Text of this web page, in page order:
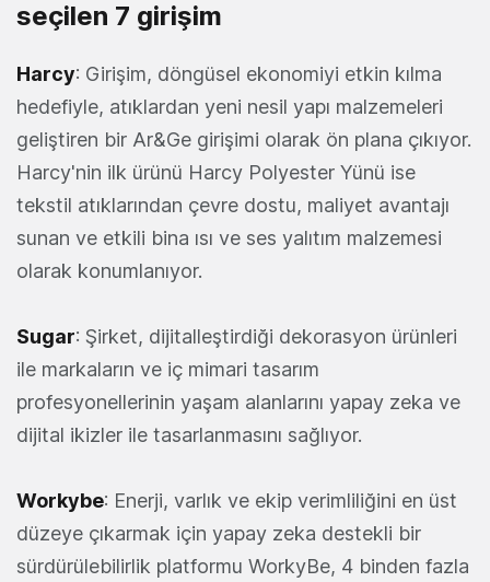
seçilen 7 girişim
Harcy: Girişim, döngüsel ekonomiyi etkin kılma
hedefiyle, atıklardan yeni nesil yapı malzemeleri
geliştiren bir Ar&Ge girişimi olarak ön plana çıkıyor.
Harcy'nin ilk ürünü Harcy Polyester Yünü ise
tekstil atıklarından çevre dostu, maliyet avantajı
sunan ve etkili bina ısı ve ses yalıtım malzemesi
olarak konumlanıyor.
Sugar: Şirket, dijitalleştirdiği dekorasyon ürünleri
ile markaların ve iç mimari tasarım
profesyonellerinin yaşam alanlarını yapay zeka ve
dijital ikizler ile tasarlanmasını sağlıyor.
Workybe: Enerji, varlık ve ekip verimliliğini en üst
düzeye çıkarmak için yapay zeka destekli bir
sürdürülebilirlik platformu WorkyBe, 4 binden fazla